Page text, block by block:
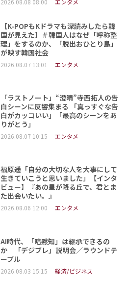
2026.08.08 08:00 エンタメ
【K-POPもKドラマも深読みしたら韓
国が見えた】＃韓国人はなぜ「呼称整
理」をするのか、「脱出おひとり島」
が映す韓国社会
2026.08.07 13:01 エンタメ
「ラストノート」“澄晴”寺西拓人の告
白シーンに反響集まる 「真っすぐな告
白がカッコいい」「最高のシーンをあ
りがとう」
2026.08.07 10:15 エンタメ
福原遥「自分の大切な人を大事にして
生きていこうと思いました」【インタ
ビュー】『あの星が降る丘で、君とま
た出会いたい。』
2026.08.06 12:00 エンタメ
AI時代、「暗黙知」は継承できるの
か 「デジブレ」説明会／ラウンドテ
ーブル
2026.08.03 15:15 経済/ビジネス